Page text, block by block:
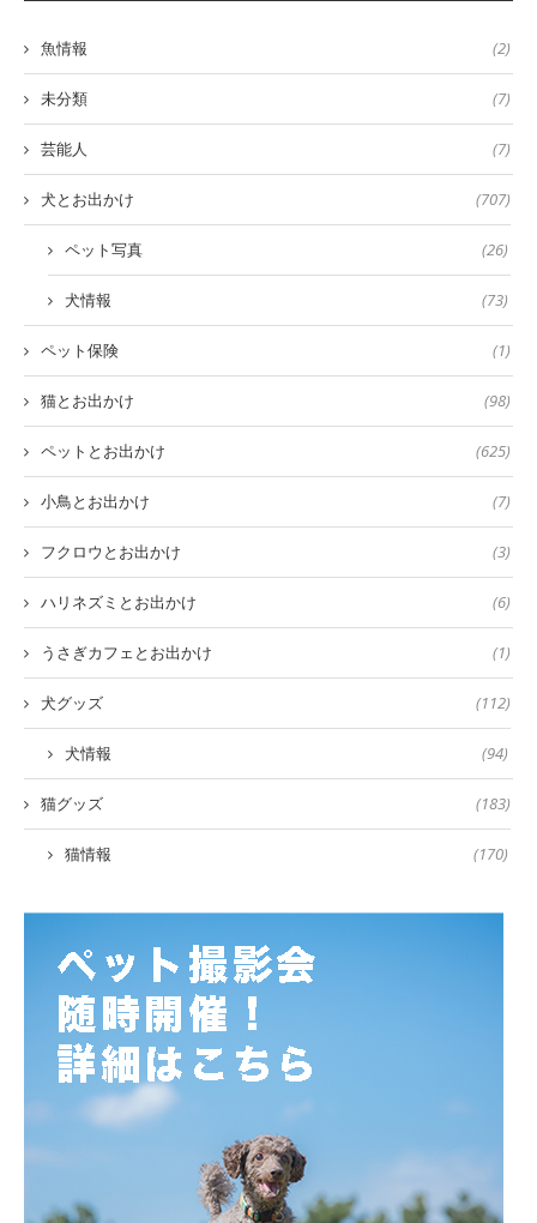
魚情報 (2)
未分類 (7)
芸能人 (7)
犬とお出かけ (707)
ペット写真 (26)
犬情報 (73)
ペット保険 (1)
猫とお出かけ (98)
ペットとお出かけ (625)
小鳥とお出かけ (7)
フクロウとお出かけ (3)
ハリネズミとお出かけ (6)
うさぎカフェとお出かけ (1)
犬グッズ (112)
犬情報 (94)
猫グッズ (183)
猫情報 (170)